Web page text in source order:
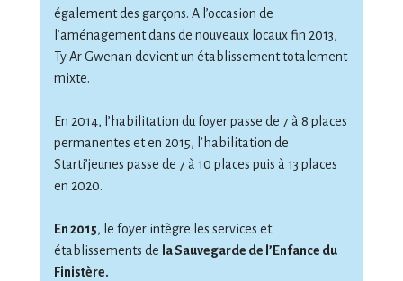
également des garçons. A l’occasion de
l’aménagement dans de nouveaux locaux fin 2013,
Ty Ar Gwenan devient un établissement totalement
mixte.
En 2014, l’habilitation du foyer passe de 7 à 8 places
permanentes et en 2015, l’habilitation de
Starti’jeunes passe de 7 à 10 places puis à 13 places
en 2020.
En 2015, le foyer intègre les services et
établissements de la Sauvegarde de l’Enfance du
Finistère.